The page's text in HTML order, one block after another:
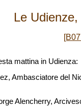
Le
mattina in Udienza:
Ambasciatore del
Alencherry,